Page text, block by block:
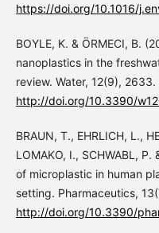
https://doi.org/10.1016/
BOYLE, K. & ÖRMECI, B.
nanoplastics in the
review. Water, 12(9), 2633.
http://doi.org/10.3390/
BRAUN, T., EHRLICH, L.,
LOMAKO, I., SCHWABL,
of microplastic in human
setting. Pharmaceutics,
http://doi.org/10.3390/